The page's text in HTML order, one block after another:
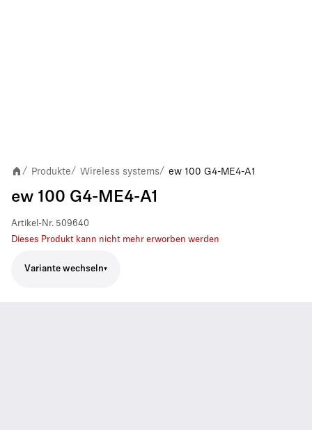
/ Produkte/ Wireless systems/ ew 100 G4-ME4-A1
ew 100 G4-ME4-A1
Artikel-Nr. 509640
Dieses Produkt kann nicht mehr erworben werden
Variante wechseln